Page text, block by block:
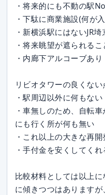
・将来的にも不動の駅
・下駄に商業施設(何が
・新横浜駅にはないJR埼
・将来眺望が遮られる
・内廊下アルコーブあり
リビオタワーの良くない
・駅周辺以外に何もない
・車無しのため、自転
にも行く所が何も無い
・これ以上の大きな再
・手付金を安くしてく
比較材料としては以上
に傾きつつはあります